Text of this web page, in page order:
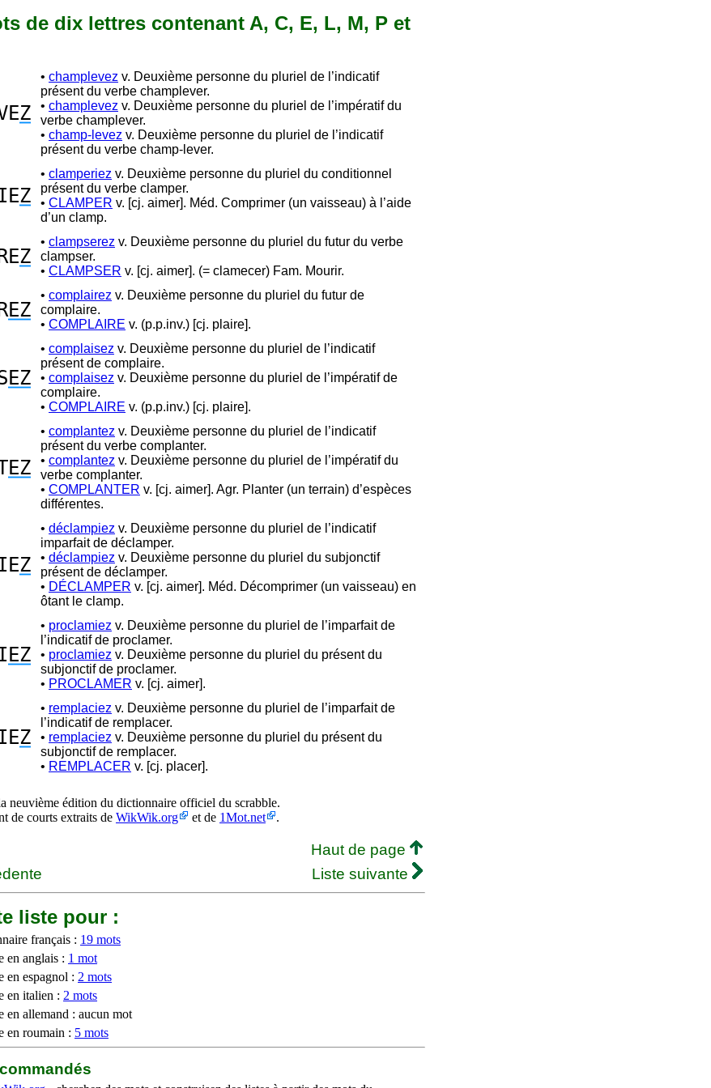
de dix lettres contenant A, C, E, L, M, P et
Z
• champlevez v. Deuxième personne du pluriel de l’indicatif
présent du verbe champlever.
• champlevez v. Deuxième personne du pluriel de l’impératif du
verbe champlever.
• champ-levez v. Deuxième personne du pluriel de l’indicatif
présent du verbe champ-lever.
Z
• clamperiez v. Deuxième personne du pluriel du conditionnel
présent du verbe clamper.
• CLAMPER v. [cj. aimer]. Méd. Comprimer (un vaisseau) à l’aide
d’un clamp.
REZ
• clampserez v. Deuxième personne du pluriel du futur du verbe
clampser.
• CLAMPSER v. [cj. aimer]. (= clamecer) Fam. Mourir.
EZ
• complairez v. Deuxième personne du pluriel du futur de
complaire.
• COMPLAIRE v. (p.p.inv.) [cj. plaire].
EZ
• complaisez v. Deuxième personne du pluriel de l’indicatif
présent de complaire.
• complaisez v. Deuxième personne du pluriel de l’impératif de
complaire.
• COMPLAIRE v. (p.p.inv.) [cj. plaire].
EZ
• complantez v. Deuxième personne du pluriel de l’indicatif
présent du verbe complanter.
• complantez v. Deuxième personne du pluriel de l’impératif du
verbe complanter.
• COMPLANTER v. [cj. aimer]. Agr. Planter (un terrain) d’espèces
différentes.
Z
• déclampiez v. Deuxième personne du pluriel de l’indicatif
imparfait de déclamper.
• déclampiez v. Deuxième personne du pluriel du subjonctif
présent de déclamper.
• DÉCLAMPER v. [cj. aimer]. Méd. Décomprimer (un vaisseau) en
ôtant le clamp.
EZ
• proclamiez v. Deuxième personne du pluriel de l’imparfait de
l’indicatif de proclamer.
• proclamiez v. Deuxième personne du pluriel du présent du
subjonctif de proclamer.
• PROCLAMER v. [cj. aimer].
Z
• remplaciez v. Deuxième personne du pluriel de l’imparfait de
l’indicatif de remplacer.
• remplaciez v. Deuxième personne du pluriel du présent du
subjonctif de remplacer.
• REMPLACER v. [cj. placer].
neuvième édition du dictionnaire officiel du scrabble.
de courts extraits de WikWik.org et de 1Mot.net .
Haut de page
Liste suivante
liste pour :
français : 19 mots
en anglais : 1 mot
en espagnol : 2 mots
en italien : 2 mots
en allemand : aucun mot
en roumain : 5 mots